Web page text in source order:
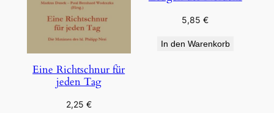
Eine Richtschnur für
jeden Tag
2,25 €
5,85€
In den Warenkorb